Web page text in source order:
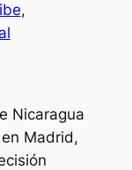
Nicaragua
Madrid,